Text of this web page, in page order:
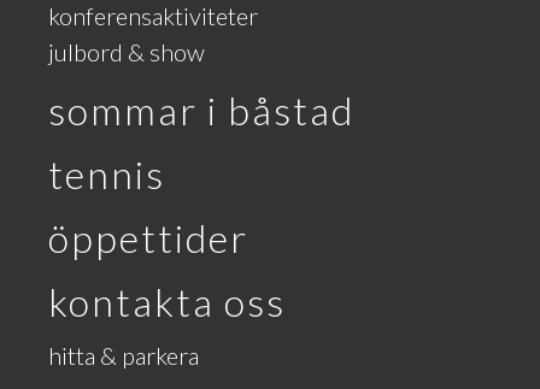
konferensaktiviteter
julbord & show
sommar i båstad
tennis
öppettider
kontakta oss
hitta & parkera